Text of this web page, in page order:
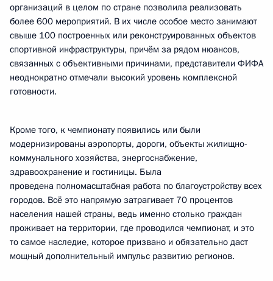
организаций в целом по стране позволила реализовать
более 600 мероприятий. В их числе особое место занимают
свыше 100 построенных или реконструированных объектов
спортивной инфраструктуры, причём за рядом нюансов,
связанных с объективными причинами, представители ФИФА
неоднократно отмечали высокий уровень комплексной
готовности.
Кроме того, к чемпионату появились или были
модернизированы аэропорты, дороги, объекты жилищно-
коммунального хозяйства, энергоснабжение,
здравоохранение и гостиницы. Была
проведена полномасштабная работа по благоустройству всех
городов. Всё это напрямую затрагивает 70 процентов
населения нашей страны, ведь именно столько граждан
проживает на территории, где проводился чемпионат, и это
то самое наследие, которое призвано и обязательно даст
мощный дополнительный импульс развитию регионов.